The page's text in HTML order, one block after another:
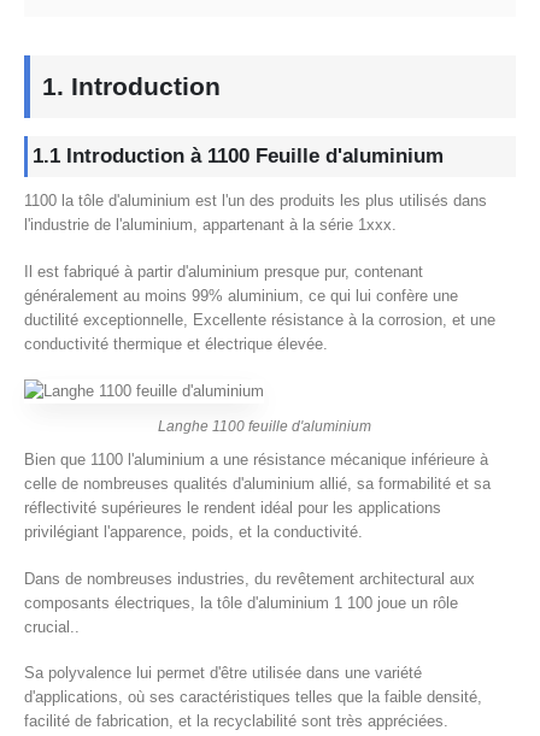
1. Introduction
1.1 Introduction à 1100 Feuille d'aluminium
1100 la tôle d'aluminium est l'un des produits les plus utilisés dans
l'industrie de l'aluminium, appartenant à la série 1xxx.
Il est fabriqué à partir d'aluminium presque pur, contenant
généralement au moins 99% aluminium, ce qui lui confère une
ductilité exceptionnelle, Excellente résistance à la corrosion, et une
conductivité thermique et électrique élevée.
Langhe 1100 feuille d'aluminium
Bien que 1100 l'aluminium a une résistance mécanique inférieure à
celle de nombreuses qualités d'aluminium allié, sa formabilité et sa
réflectivité supérieures le rendent idéal pour les applications
privilégiant l'apparence, poids, et la conductivité.
Dans de nombreuses industries, du revêtement architectural aux
composants électriques, la tôle d'aluminium 1 100 joue un rôle
crucial..
Sa polyvalence lui permet d'être utilisée dans une variété
d'applications, où ses caractéristiques telles que la faible densité,
facilité de fabrication, et la recyclabilité sont très appréciées.